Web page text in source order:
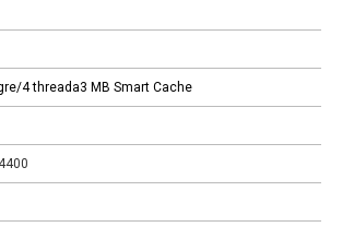
4 threada3 MB Smart Cache